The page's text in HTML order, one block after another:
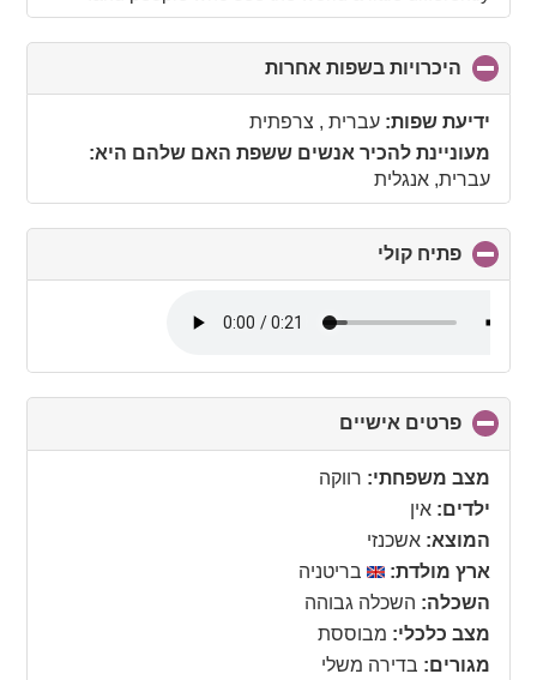
היכרויות בשפות אחרות
to
collapse
ידיעת שפות: עברית , צרפתית
מעוניינת להכיר אנשים ששפת האם שלהם היא:
עברית, אנגלית
פתיח קולי
to
contents
פרטים אישיים
to
collapse
contents
מצב משפחתי: רווקה
ילדים: אין
המוצא: אשכנזי
ארץ מולדת:
בריטניה
השכלה: השכלה גבוהה
מצב כלכלי: מבוססת
מגורים: בדירה משלי